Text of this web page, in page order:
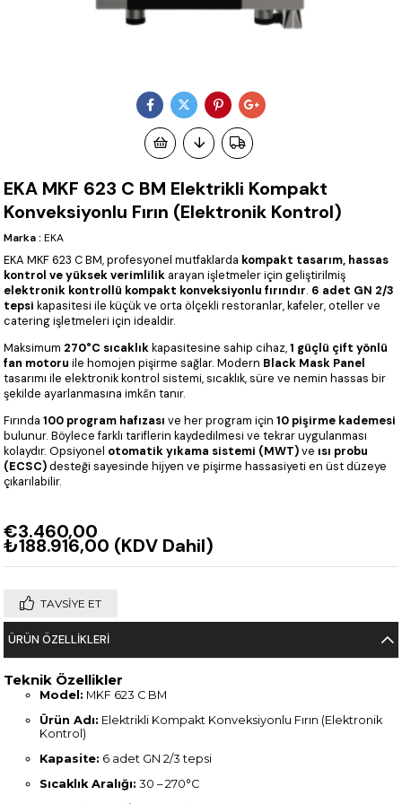
EKA MKF 623 C BM Elektrikli Kompakt
Konveksiyonlu Fırın (Elektronik Kontrol)
Marka : EKA
EKA MKF 623 C BM, profesyonel mutfaklarda kompakt tasarım, hassas
kontrol ve yüksek verimlilik arayan işletmeler için geliştirilmiş
elektronik kontrollü kompakt konveksiyonlu fırındır. 6 adet GN 2/3
tepsi kapasitesi ile küçük ve orta ölçekli restoranlar, kafeler, oteller ve
catering işletmeleri için idealdir.
Maksimum 270°C sıcaklıkkapasitesine sahip cihaz,1 güçlü çift yönlü
fan motoru ile homojen pişirme sağlar. Modern Black Mask Panel
tasarımı ile elektronik kontrol sistemi, sıcaklık, süre ve nemin hassas bir
şekilde ayarlanmasına imkân tanır.
Fırında100 program hafızası ve her program için10 pişirme kademesi
bulunur. Böylece farklı tariflerin kaydedilmesi ve tekrar uygulanması
kolaydır. Opsiyonel otomatik yıkama sistemi (MWT)ve ısı probu
(ECSC)desteği sayesinde hijyen ve pişirme hassasiyeti en üst düzeye
çıkarılabilir.
€3.460,00
₺188.916,00 (KDV Dahil)
TAVSIYE ET
ÜRÜN ÖZELLIKLERI
Teknik Özellikler
Model: MKF 623 C BM
Ürün Adı: Elektrikli Kompakt Konveksiyonlu Fırın (Elektronik
Kontrol)
Kapasite: 6 adet GN 2/3 tepsi
Sıcaklık Aralığı: 30 – 270°C